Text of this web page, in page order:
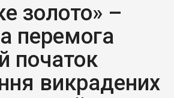
золото» –
перемога
початок
викрадених